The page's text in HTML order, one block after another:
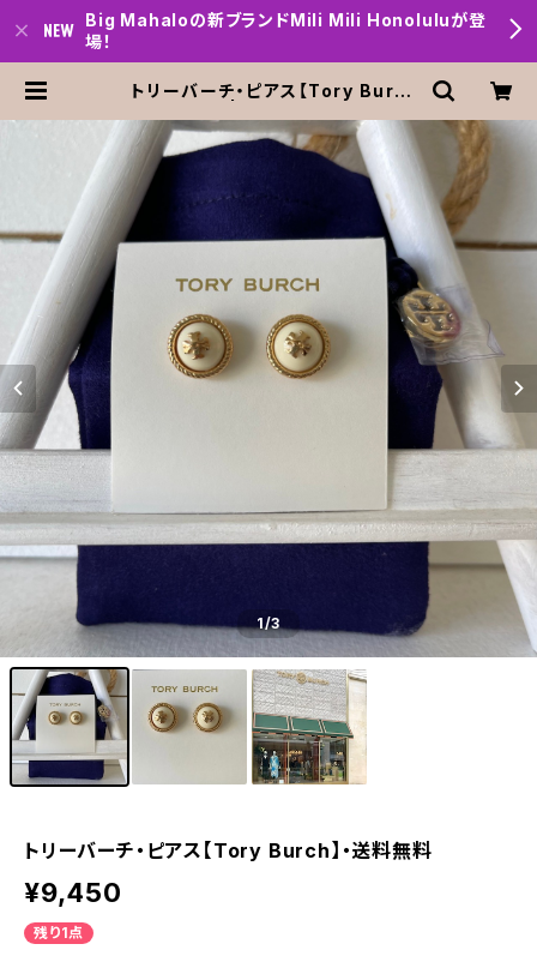
Big Mahaloの新ブランドMili Mili Honoluluが登
場！
トリーバーチ・ピアス【Tory Burc
ulu
1/3
トリーバーチ・ピアス【Tory Burch】・送料無料
¥9,450
残り1点